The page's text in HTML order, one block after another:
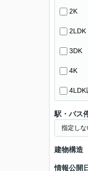
2K
2LDK
3DK
4K
4LDK
駅・バス
建物構造
情報公開